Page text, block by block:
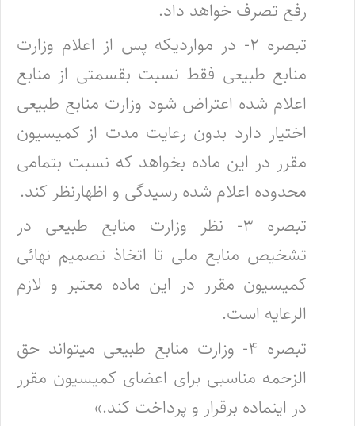
رفع تصرف خواهد داد.
تبصره ۲- در مواردیکه پس از اعلام وزارت
منابع طبیعی فقط نسبت بقسمتی از منابع
اعلام شده اعتراض شود وزارت منابع طبیعی
اختیار دارد ‌بدون رعایت مدت از کمیسیون
مقرر در این ماده بخواهد که نسبت بتمامی
محدوده اعلام شده رسیدگی و اظهارنظر کند.
تبصره ۳- نظر وزارت منابع طبیعی در
تشخیص منابع ملی تا اتخاذ تصمیم نهائی
کمیسیون مقرر در این ماده معتبر و لازم‌
الرعایه است.
تبصره ۴- وزارت منابع طبیعی میتواند حق
‌الزحمه مناسبی برای اعضای کمیسیون مقرر
در اینماده برقرار و پرداخت کند.»